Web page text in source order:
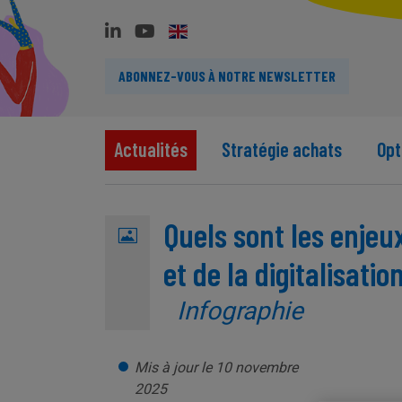
ABONNEZ-VOUS À NOTRE NEWSLETTER
Actualités Stratégie achats
Quels sont les
et de la
Infographie
Mis à jour le 10 novembre
2025